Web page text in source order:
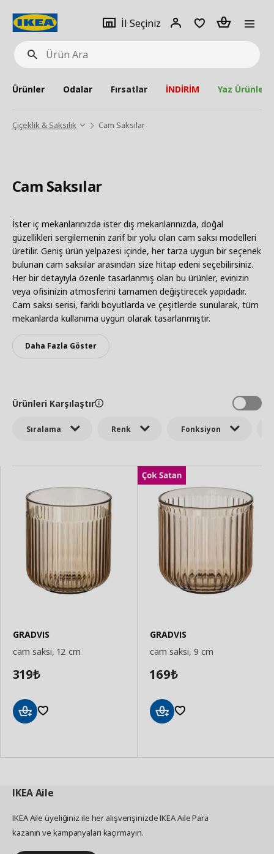
Ürün
Ara
İl Seçiniz
Giriş
Adet
Ürünler Odalar Fırsatlar İNDİRİM Yaz Ürünleri
Çiçeklik & Saksılık Cam Saksılar
Cam Saksılar
İster iç mekanlarınızda ister dış mekanlarınızda, doğal
güzellikleri sergilemenin zarif bir yolu olan cam saksı modelleri
üretilir. Geniş ürün yelpazesi içinde, her tarza uygun bir seçenek
bulunan cam saksılar arasından size hitap edeni seçebilirsiniz.
Her bir detayıyla özenle tasarlanmış olan bu ürünler, evinizin
veya ofisinizin atmosferini tamamen değiştirecek yapıdadır.
Cam saksı serisi, farklı boyutlarda ve çeşitlerde sunularak, tüm
mekanlarda kullanıma uygun olarak tasarlanmıştır.
Daha Fazla Göster
Sıralama Renk Fonksiyon
Ürünleri Karşılaştır
GRADVIS
cam saksı, 12 cm
319₺
GRADVIS
cam saksı, 9 cm
169₺
IKEAAile
IKEA Aile üyeliğiniz ile her alışverişinizde IKEA Aile Para
kazanın ve kampanyaları kaçırmayın.